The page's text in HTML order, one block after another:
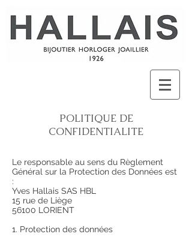
POLITIQUE DE
CONFIDENTIALITE
Le responsable au sens du Règlement
Général sur la Protection des Données est
:
Yves Hallais SAS HBL
15 rue de Liège
56100 LORIENT
1. Protection des données